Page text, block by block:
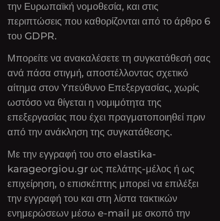
την Ευρωπαϊκή νομοθεσία, και στις
περιπτώσεις που καθορίζονται από το άρθρο 6
του GDPR.
Μπορείτε να ανακαλέσετε τη συγκατάθεσή σας
ανά πάσα στιγμή, αποστέλλοντας σχετικό
αίτημα στον Υπεύθυνο Επεξεργασίας, χωρίς
ωστόσο να θίγεται η νομιμότητα της
επεξεργασίας που έχει πραγματοποιηθεί πριν
από την ανάκληση της συγκατάθεσης.
Με την εγγραφή του στο elastika-
karageorgiou.gr ως πελάτης-μέλος ή ως
επιχείρηση, ο επισκέπτης μπορεί να επιλέξει
την εγγραφή του και στη λίστα τακτικών
ενημερώσεων μέσω e-mail με σκοπό την